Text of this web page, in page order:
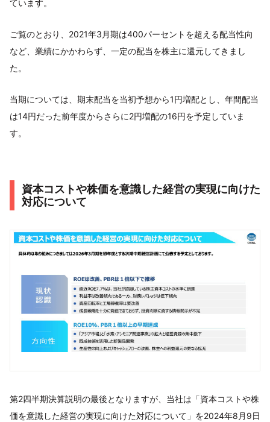
ています。
ご覧のとおり、2021年3月期は400パーセントを超える配当性向
など、業績にかかわらず、一定の配当を株主に還元してきまし
た。
当期については、期末配当を当初予想から1円増配とし、年間配当
は14円だった前年度からさらに2円増配の16円を予定していま
す。
資本コストや株価を意識した経営の実現に向けた
対応について
第2四半期決算説明の最後となりますが、当社は「資本コストや株
価を意識した経営の実現に向けた対応について」を2024年8月9日